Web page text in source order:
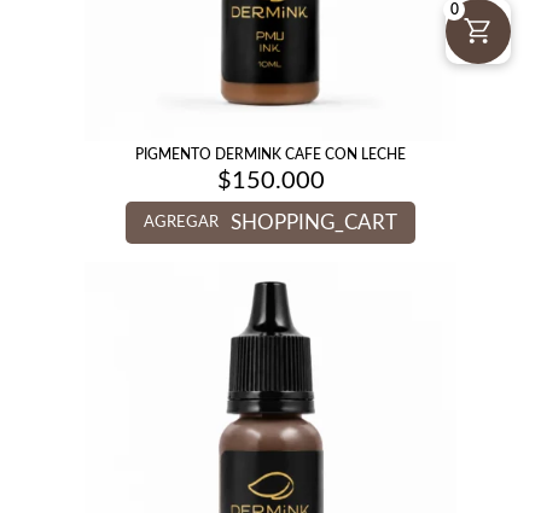
PIGMENTO DERMINK CAFE CON LECHE
$150.000
AGREGAR SHOPPING_CART
0